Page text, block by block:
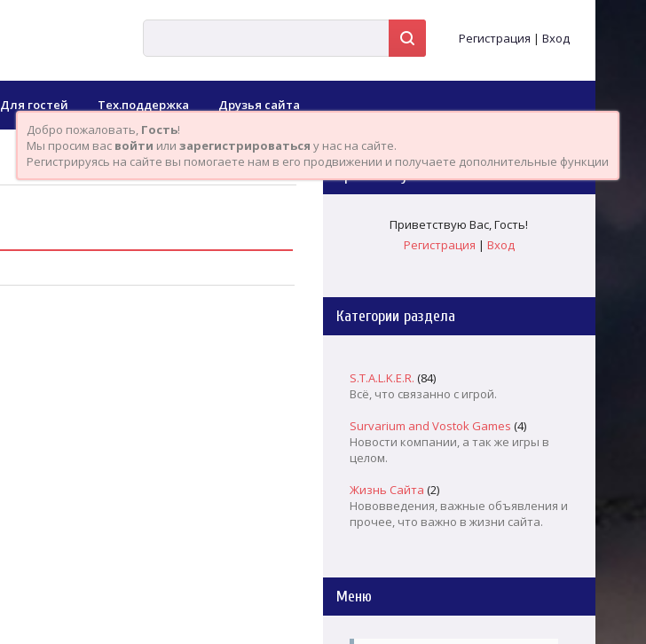
Регистрация | Вход
Для гостей Тех.поддержка Друзья сайта
Приветствую Вас!
Приветствую Вас,Гость!
Регистрация | Вход
Категории раздела
S.T.A.L.K.E.R. (84)
Всё, что связанно с игрой.
Survarium and Vostok Games (4)
Новости компании, а так же игры в
целом.
Жизнь Сайта (2)
Нововведения, важные объявления и
прочее, что важно в жизни сайта.
Меню
Добро пожаловать, Гость!
Мы просим вас войти или зарегистрироваться у нас на сайте.
Регистрируясь на сайте вы помогаете нам в его продвижении и получаете дополнительные функции